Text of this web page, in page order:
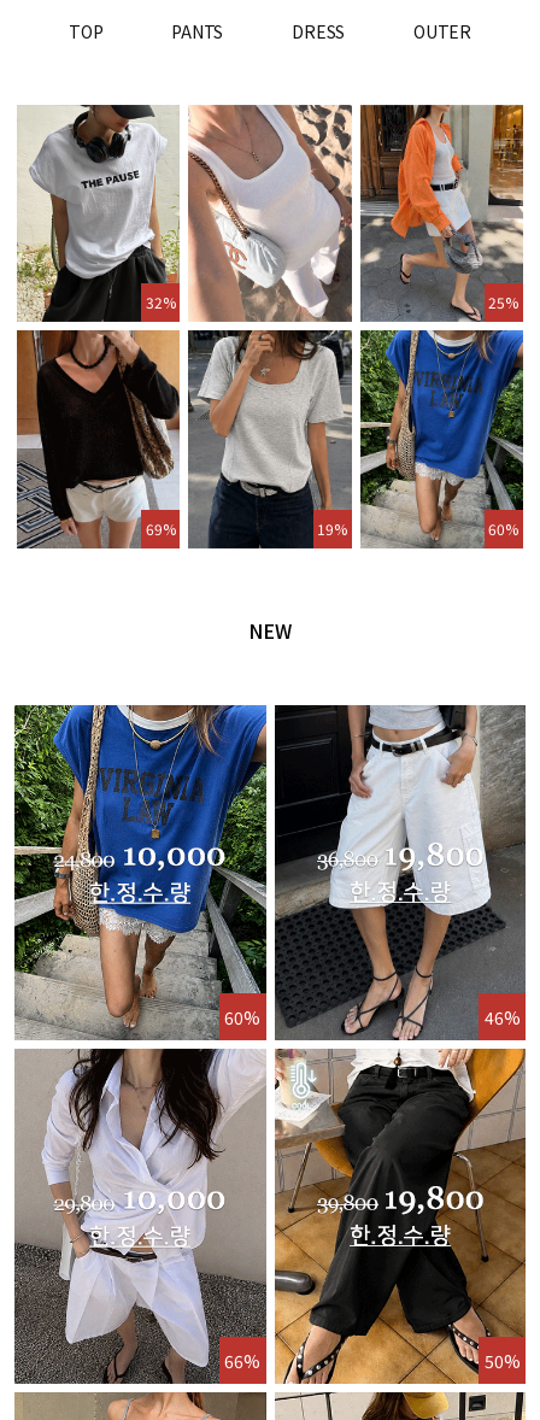
TOP PANTS DRESS OUTER
32% 25%
69% 19% 60%
NEW
60% 46%
66% 50%